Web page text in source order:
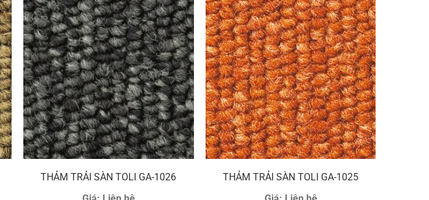
THẢM TRẢI SÀN TOLI GA-1026
THẢM TRẢI SÀN TOLI GA-1025